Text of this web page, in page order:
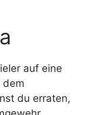
auf eine
dem
du erraten,